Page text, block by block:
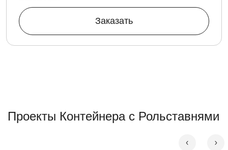
Заказать
Проекты Контейнера с Рольставнями